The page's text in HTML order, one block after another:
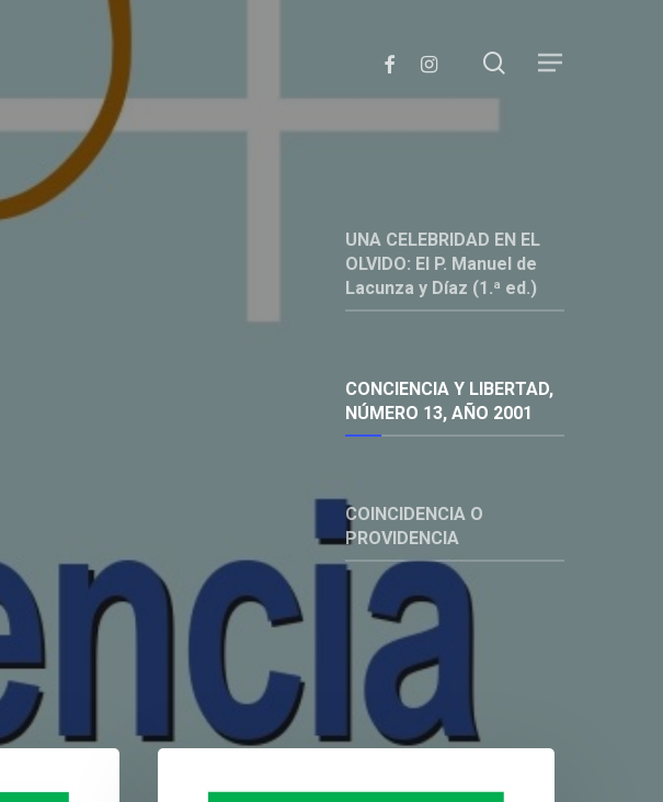
FacebookInstagram search
Menu
UNA CELEBRIDAD EN EL
OLVIDO: El P. Manuel de
Lacunza y Díaz (1.ª ed.)
CONCIENCIA Y LIBERTAD,
NÚMERO 13, AÑO 2001
COINCIDENCIA O
PROVIDENCIA